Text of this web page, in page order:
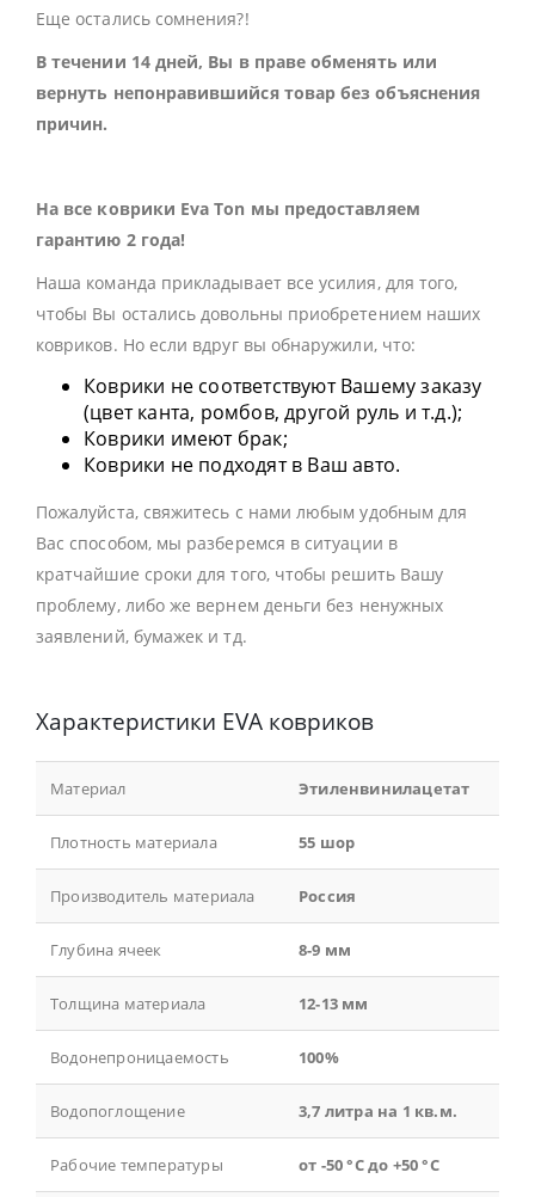
Еще остались сомнения?!
В течении 14 дней, Вы в праве обменять или
вернуть непонравившийся товар без объяснения
причин.
На все коврики Eva Ton мы предоставляем
гарантию 2 года!
Наша команда прикладывает все усилия, для того,
чтобы Вы остались довольны приобретением наших
ковриков. Но если вдруг вы обнаружили, что:
Коврики не соответствуют Вашему заказу
(цвет канта, ромбов, другой руль и т.д.);
Коврики имеют брак;
Коврики не подходят в Ваш авто.
Пожалуйста, свяжитесь с нами любым удобным для
Вас способом, мы разберемся в ситуации в
кратчайшие сроки для того, чтобы решить Вашу
проблему, либо же вернем деньги без ненужных
заявлений, бумажек и тд.
Характеристики EVA ковриков
Материал Этиленвинилацетат
Плотность материала 55 шор
Производитель материала Россия
Глубина ячеек 8-9 мм
Толщина материала 12-13 мм
Водонепроницаемость 100%
Водопоглощение 3,7 литра на 1 кв.м.
Рабочие температуры от -50 °С до +50 °С